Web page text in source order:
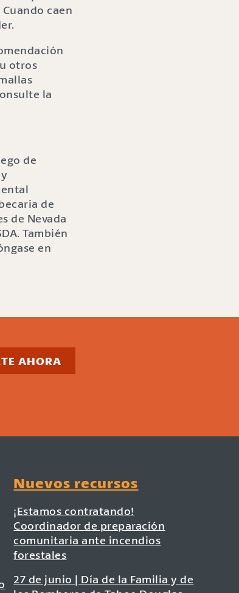
caen
otros
la
de
de
de Nevada
También
en
AHORA
Nuevos recursos
¡Estamos contratando!
Coordinador de preparación
comunitaria ante incendios
forestales
27 de junio | Día de la Familia y de